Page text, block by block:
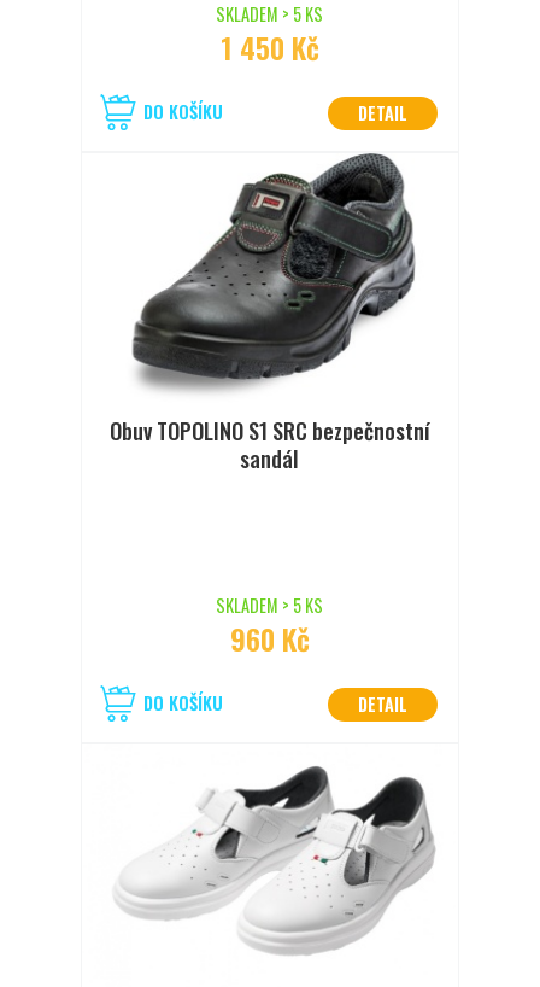
SKLADEM > 5 KS
1 450 Kč
DETAIL
DO KOŠÍKU
Obuv TOPOLINO S1 SRC bezpečnostní
sandál
SKLADEM > 5 KS
960 Kč
DETAIL
DO KOŠÍKU